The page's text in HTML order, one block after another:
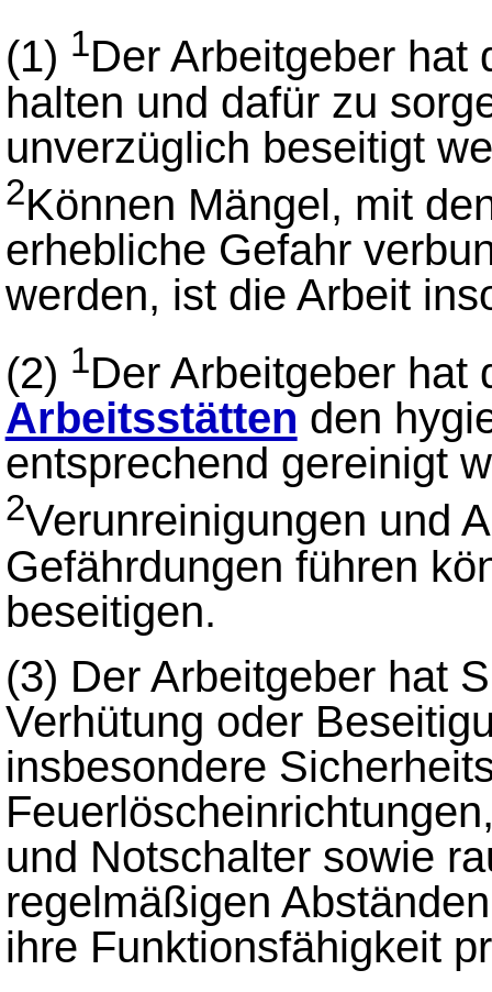
(1) 1Der Arbeitgeber hat
halten und dafür zu
unverzüglich beseitigt
2Können Mängel, mit
erhebliche Gefahr
werden, ist die Arbeit
(2) 1Der Arbeitgeber hat
Arbeitsstätten den
entsprechend gereinigt
2Verunreinigungen und
Gefährdungen führen
beseitigen.
(3) Der Arbeitgeber hat
Verhütung oder
insbesondere
und Notschalter sowie
regelmäßigen
ihre Funktionsfähigkeit